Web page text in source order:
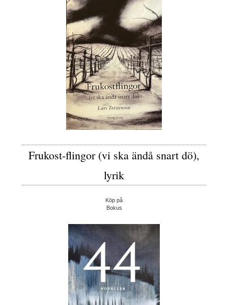
Frukost-flingor (vi ska ändå snart dö),
lyrik
Köp på
Bokus